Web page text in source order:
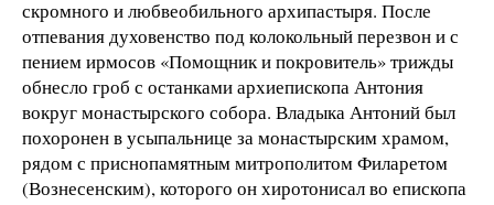
скромного и любвеобильного архипастыря. После
отпевания духовенство под колокольный перезвон и с
пением ирмосов «Помощник и покровитель» трижды
обнесло гроб с останками архиепископа Антония
вокруг монастырского собора. Владыка Антоний был
похоронен в усыпальнице за монастырским храмом,
рядом с приснопамятным митрополитом Филаретом
(Вознесенским), которого он хиротонисал во епископа